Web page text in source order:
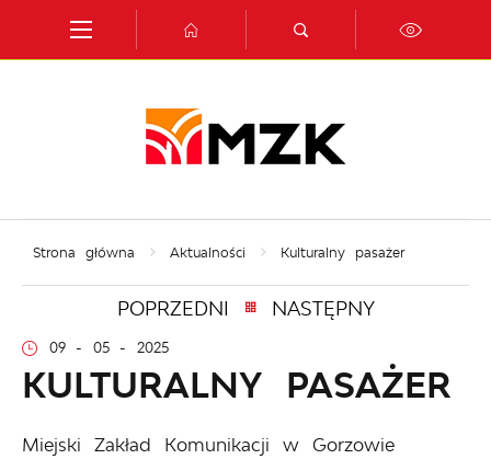
Przejdź do wyszukiwarki.
Przejdź do ustawień wielkości czcionki.
Włącz wersję kontrastową strony.
Strona główna Aktualności Kulturalny pasażer
POPRZEDNI NASTĘPNY
09 - 05 - 2025
KULTURALNY PASAŻER
Miejski Zakład Komunikacji w Gorzowie